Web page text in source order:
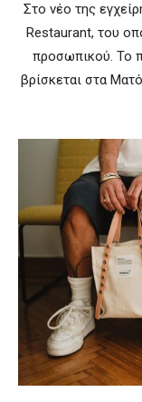
Στο νέο της
Restaurant, του
προσωπικού. Το
βρίσκεται στα